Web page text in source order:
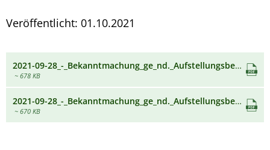
Veröffentlicht: 01.10.2021
2021-09-28_-_Bekanntmachung_ge_nd._Aufstellungsbeschluss_B37-3._nd.pdf
~ 678 KB
2021-09-28_-_Bekanntmachung_ge_nd._Aufstellungsbeschluss_B16-3._nd.pdf
~ 670 KB